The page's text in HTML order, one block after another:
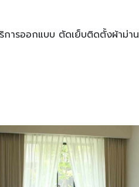
การออกแบบ ตัดเย็บติดตั้งผ้าม่